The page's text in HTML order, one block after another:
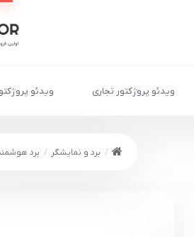
ویدئو پروژکتور تجاری ویدئو
برد و نمایشگر برد